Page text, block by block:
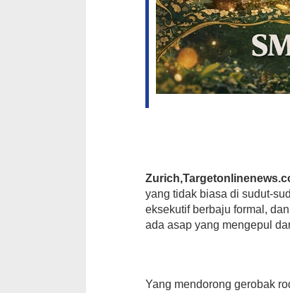
yang tidak biasa di sudut-
eksekutif berbaju formal,
ada asap yang mengepul
Yang mendorong gerobak